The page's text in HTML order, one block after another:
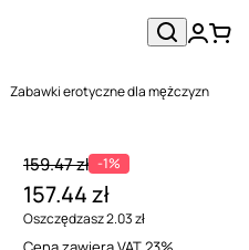
Zabawki erotyczne dla mężczyzn
159.47 zł -1%
157.44 zł
Oszczędzasz 2.03 zł